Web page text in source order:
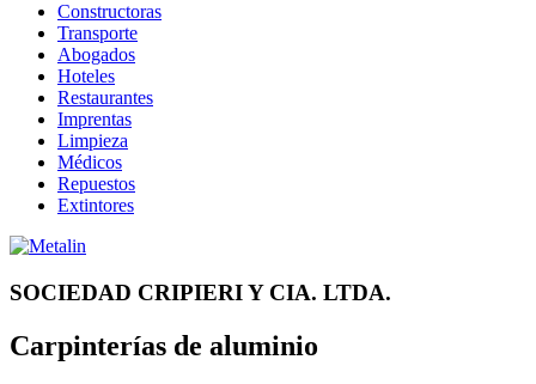
Constructoras
Transporte
Abogados
Hoteles
Restaurantes
Imprentas
Limpieza
Médicos
Repuestos
Extintores
SOCIEDAD CRIPIERI Y CIA. LTDA.
Carpinterías de aluminio